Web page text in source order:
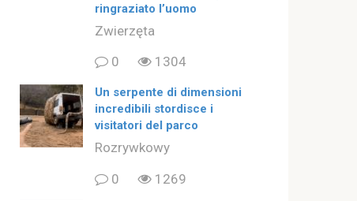
ringraziato l’uomo
Zwierzęta
0
1304
Un serpente di dimensioni
incredibili stordisce i
visitatori del parco
Rozrywkowy
0
1269